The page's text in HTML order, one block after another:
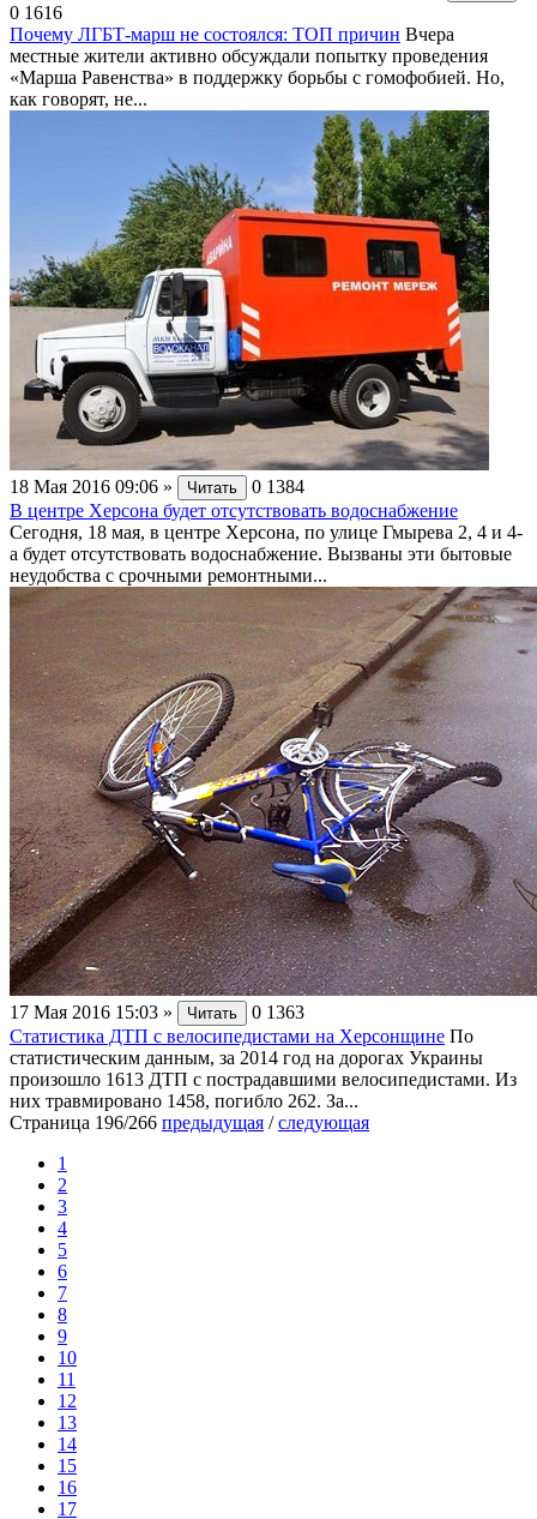
0 1616
Почему ЛГБТ-марш не состоялся: ТОП причин Вчера
местные жители активно обсуждали попытку проведения
«Марша Равенства» в поддержку борьбы с гомофобией. Но,
как говорят, не...
18 Мая 2016 09:06 » Читать 0 1384
В центре Херсона будет отсутствовать водоснабжение
Сегодня, 18 мая, в центре Херсона, по улице Гмырева 2, 4 и 4-
а будет отсутствовать водоснабжение. Вызваны эти бытовые
неудобства с срочными ремонтными...
17 Мая 2016 15:03 » Читать 0 1363
Статистика ДТП с велосипедистами на Херсонщине По
статистическим данным, за 2014 год на дорогах Украины
произошло 1613 ДТП с пострадавшими велосипедистами. Из
них травмировано 1458, погибло 262. За...
Страница 196/266 предыдущая /следующая
1
2
3
4
5
6
7
8
9
10
11
12
13
14
15
16
17